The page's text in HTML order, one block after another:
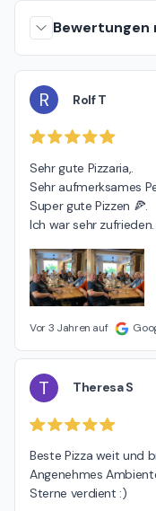
Bewertungen
R Rolf T
Sehr gute Pizzaria,.
Sehr aufmerksames
Super gute Pizzen 🍕.
Ich war sehr zufrieden.
Vor 3 Jahren auf
T Theresa S
Beste Pizza weit und
Angenehmes
Sterne verdient :)